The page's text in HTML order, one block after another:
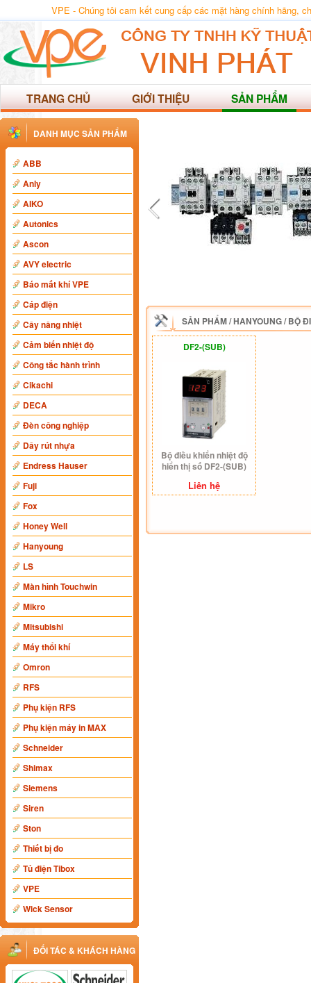
VPE - Chúng tôi cam kết cung cấp các mặt hàng chính hãng,
TRANG CHỦ GIỚI THIỆU SẢN PHẨM
DANH MỤC SẢN PHẨM
ABB
Anly
AIKO
Autonics
Ascon
AVY electric
Báo mất khí VPE
Cáp điện
Cây nâng nhiệt
Cảm biến nhiệt độ
Công tắc hành trình
Cikachi
DECA
Đèn công nghiệp
Dây rút nhựa
Endress Hauser
Fuji
Fox
Honey Well
Hanyoung
LS
Màn hình Touchwin
Mikro
Mitsubishi
Máy thổi khí
Omron
RFS
Phụ kiện RFS
Phụ kiện máy in MAX
Schneider
Shimax
Siemens
Siren
Ston
Thiết bị đo
Tủ điện Tibox
VPE
Wick Sensor
ĐỐI TÁC & KHÁCH HÀNG
SẢN PHẨM/HANYOUNG/BỘ
DF2-(SUB)
Bộ điều khiển nhiệt độ
hiển thị số DF2-(SUB)
Liên hệ